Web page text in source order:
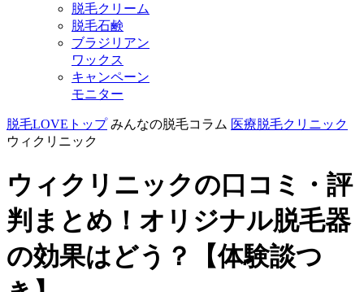
脱毛クリーム
脱毛石鹸
ブラジリアン
ワックス
キャンペーン
モニター
脱毛LOVEトップ みんなの脱毛コラム 医療脱毛クリニック
ウィクリニック
ウィクリニックの口コミ・評
判まとめ！オリジナル脱毛器
の効果はどう？【体験談つ